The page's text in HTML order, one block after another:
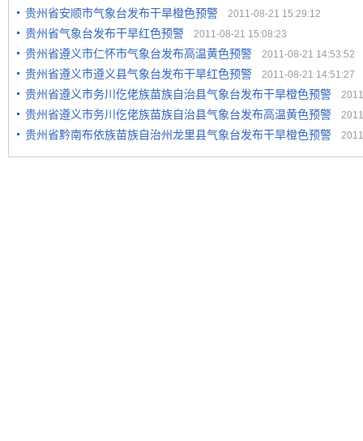
贵州省安顺市气象台发布干旱橙色预警 2011-08-21 15:29:12
贵州省气象台发布干旱红色预警 2011-08-21 15:08:23
贵州省遵义市仁怀市气象台发布高温黄色预警 2011-08-21 14:53:52
贵州省遵义市遵义县气象台发布干旱红色预警 2011-08-21 14:51:27
贵州省遵义市务川仡佬族苗族自治县气象台发布干旱橙色预警
贵州省遵义市务川仡佬族苗族自治县气象台发布高温黄色预警
贵州省黔南布依族苗族自治州龙里县气象台发布干旱橙色预警